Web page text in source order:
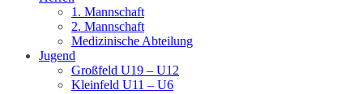
1. Mannschaft
2. Mannschaft
Medizinische Abteilung
Jugend
Großfeld U19 – U12
Kleinfeld U11 – U6